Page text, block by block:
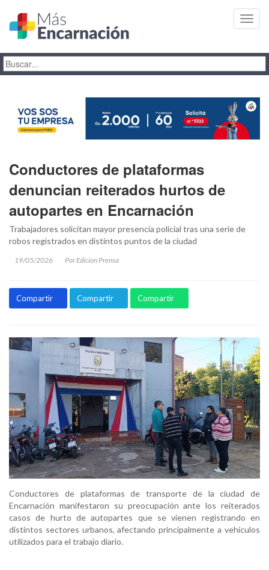
Conductores de plataformas
denuncian reiterados hurtos de
autopartes en Encarnación
Trabajadores solicitan mayor presencia policial tras una serie de
robos registrados en distintos puntos de la ciudad
19/05/2026 Por Edicion Prensa
Compartir Compartir Compartir
Conductores de plataformas de transporte de la ciudad de
Encarnación manifestaron su preocupación ante los reiterados
casos de hurto de autopartes que se vienen registrando en
distintos sectores urbanos, afectando principalmente a vehículos
utilizados para el trabajo diario.